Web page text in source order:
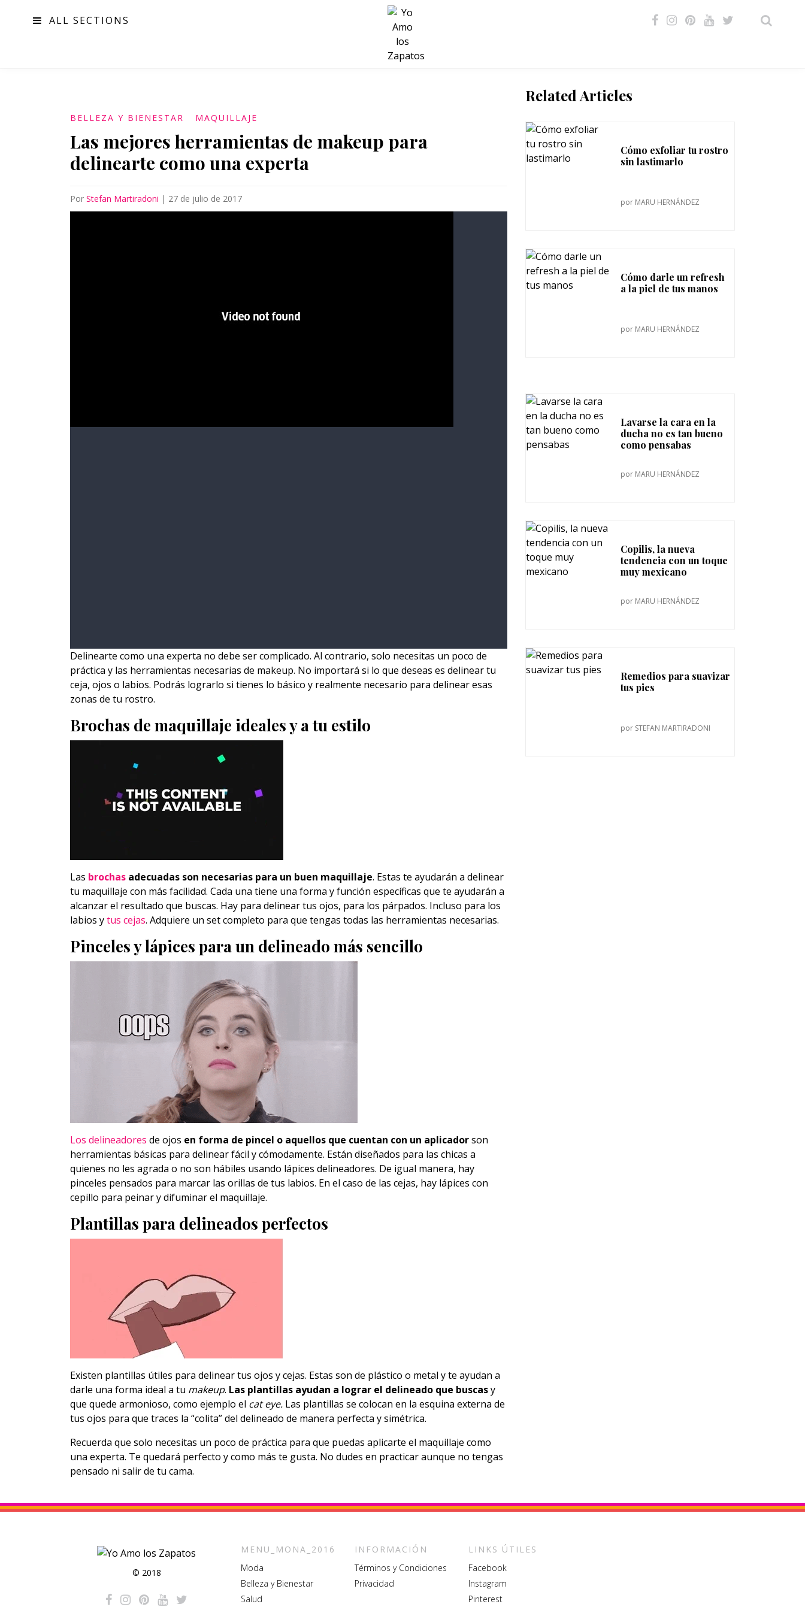
ALL SECTIONS
SALUD
BELLEZA Y BIENESTAR MAQUILLAJE
Las mejores herramientas de makeup para
delinearte como una experta
Por Stefan Martiradoni | 27 de julio de 2017
Delinearte como una experta no debe ser complicado. Al contrario, solo necesitas un poco de
práctica y las herramientas necesarias de makeup. No importará si lo que deseas es delinear tu
ceja, ojos o labios. Podrás lograrlo si tienes lo básico y realmente necesario para delinear esas
zonas de tu rostro.
Brochas de maquillaje ideales y a tu estilo
Las brochas adecuadas son necesarias para un buen maquillaje. Estas te ayudarán a delinear
tu maquillaje con más facilidad. Cada una tiene una forma y función específicas que te ayudarán a
alcanzar el resultado que buscas. Hay para delinear tus ojos, para los párpados. Incluso para los
labios ytus cejas. Adquiere un set completo para que tengas todas las herramientas necesarias.
Pinceles y lápices para un delineado más sencillo
Los delineadores de ojos en forma de pincel o aquellos que cuentan con un aplicadorson
herramientas básicas para delinear fácil y cómodamente. Están diseñados para las chicas a
quienes no les agrada o no son hábiles usando lápices delineadores. De igual manera, hay
pinceles pensados para marcar las orillas de tus labios. En el caso de las cejas, hay lápices con
cepillo para peinar y difuminar el maquillaje.
Plantillas para delineados perfectos
Existen plantillas útiles para delinear tus ojos y cejas. Estas son de plástico o metal y te ayudan a
darle una forma ideal a tu makeup. Las plantillas ayudan a lograr el delineado que buscasy
que quede armonioso, como ejemplo el cat eye. Las plantillas se colocan en la esquina externa de
tus ojos para que traces la “colita” del delineado de manera perfecta y simétrica.
Recuerda que solo necesitas un poco de práctica para que puedas aplicarte el maquillaje como
una experta. Te quedará perfecto y como más te gusta. No dudes en practicar aunque no tengas
pensado ni salir de tu cama.
Related Articles
Cómo exfoliar tu rostro
sin lastimarlo
por MARU HERNÁNDEZ
Cómo darle un refresh
a la piel de tus manos
por MARU HERNÁNDEZ
Lavarse la cara en la
ducha no es tan bueno
como pensabas
por MARU HERNÁNDEZ
Copilis, la nueva
tendencia con un toque
muy mexicano
por MARU HERNÁNDEZ
Remedios para suavizar
tus pies
por STEFAN MARTIRADONI
© 2018
MENU_MONA_2016
Moda
Belleza y Bienestar
Salud
INFORMACIÓN
Términos y Condiciones
Privacidad
LINKS ÚTILES
Facebook
Instagram
Pinterest